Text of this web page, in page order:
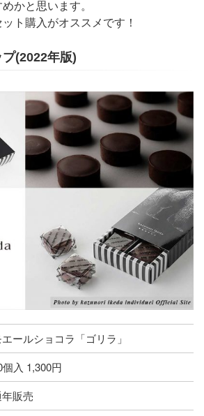
かと思います。
ト購入がオススメです！
(2022年版)
ールショコラ「ゴリラ」
個入 1,300円
販売